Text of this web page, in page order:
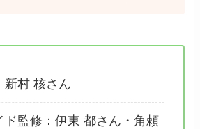
新村 核さん
ド監修：伊東 都さん・角頼